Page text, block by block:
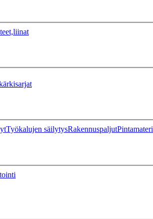
Työkalujen säilytysRakennuspaljut